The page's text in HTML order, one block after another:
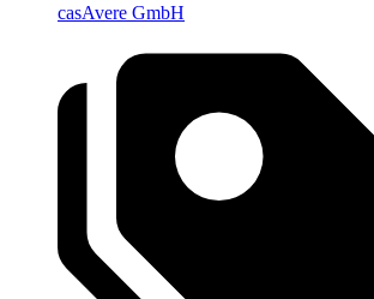
casAvere GmbH